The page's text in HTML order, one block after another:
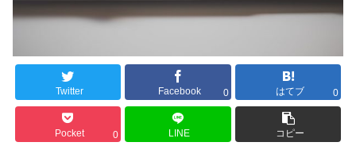
Twitter Facebook 0 はてブ 0
Pocket 0 LINE コピー